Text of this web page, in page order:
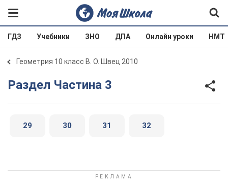
ГДЗ Учебники ЗНО ДПА Онлайн уроки НМТ
Геометрия 10 класс В. О. Швец 2010
Раздел Частина 3
29 30 31 32